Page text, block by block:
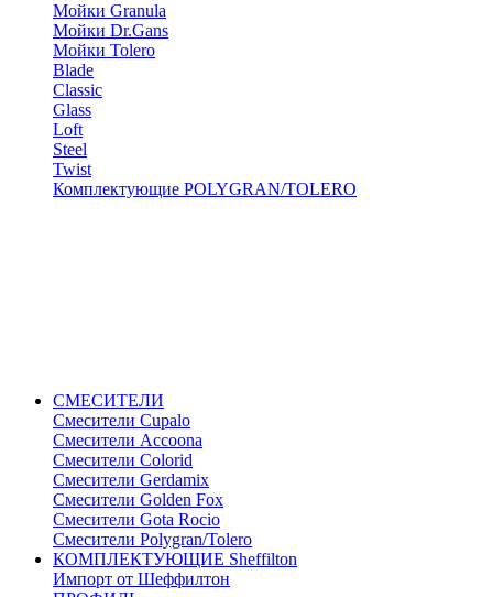
Мойки Granula
Мойки Dr.Gans
Мойки Tolero
Blade
Classic
Glass
Loft
Steel
Twist
Комплектующие POLYGRAN/TOLERO
СМЕСИТЕЛИ
Cмесители Cupalo
Смесители Accoona
Смесители Colorid
Смесители Gerdamix
Смесители Golden Fox
Смесители Gota Rocio
Смесители Polygran/Tolero
КОМПЛЕКТУЮЩИЕ Sheffilton
Импорт от Шеффилтон